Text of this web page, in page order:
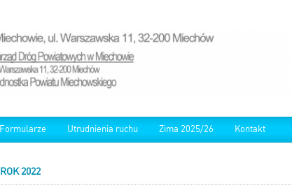
Formularze Utrudnienia ruchu Zima 2025/26 Kontakt
ROK 2022